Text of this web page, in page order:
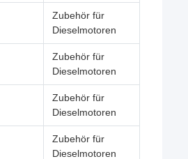
Zubehör für
Dieselmotoren
Zubehör für
Dieselmotoren
Zubehör für
Dieselmotoren
Zubehör für
Dieselmotoren